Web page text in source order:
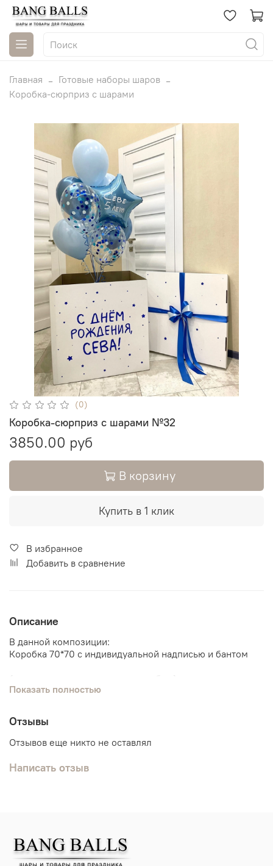
Главная
Готовые наборы шаров
Коробка-сюрприз с шарами
(0)
Коробка-сюрприз с шарами №32
3850.00 руб
В корзину
Купить в 1 клик
В избранное
Добавить в сравнение
Описание
В данной композиции:
Коробка 70*70 с индивидуальной надписью и бантом
(надпись можно изменить на любую)
4 обычных шарика
2 шарика с конфетти
2 шарика хром
Показать полностью
Отзывы
Отзывов еще никто не оставлял
Написать отзыв